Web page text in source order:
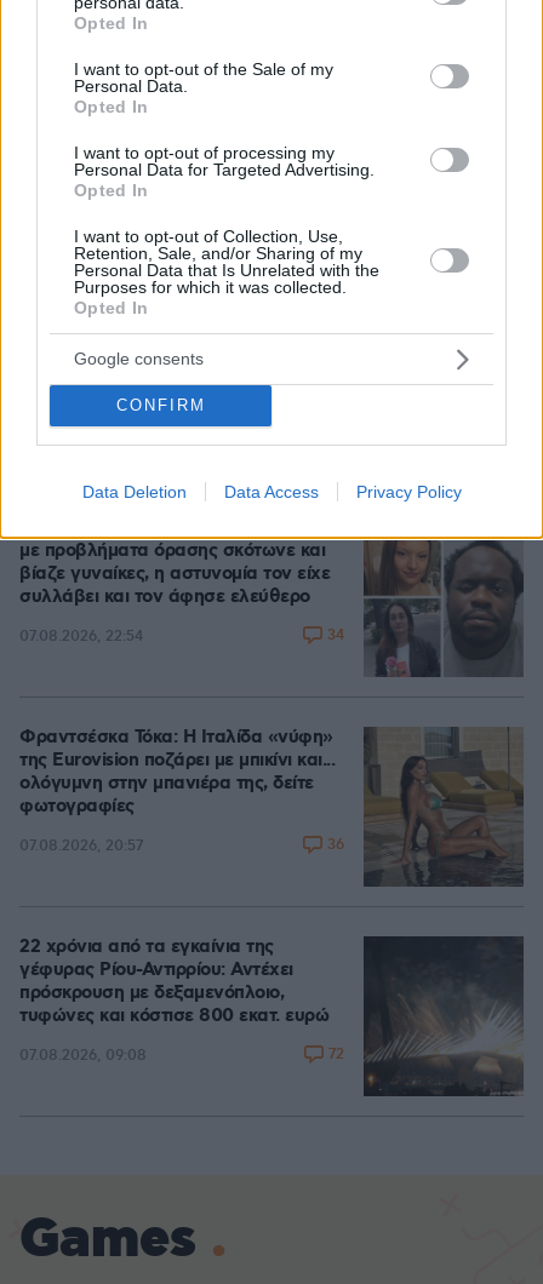
grant or deny consent to Google and its third-party tags to
use your data for below specified purposes in below Google
consent section.
Opted In
I want to opt-out of the Sale of my
Personal Data.
Opted In
I want to opt-out of processing my
Personal Data for Targeted Advertising.
Opted In
I want to opt-out of Collection, Use,
Retention, Sale, and/or Sharing of my
Personal Data that Is Unrelated with the
Purposes for which it was collected.
Opted In
Google consents
CONFIRM
Data Deletion Data Access Privacy Policy
07.08.2026, 23:30
Άλλος για data center; Επενδύσεις
07.08.2026, 20:16 302
Νέες καταγγελίες στην Ελπίδα για τη
Δημοκρατία: Γρατσία, Γαλανός,
Καρυστιανού και αυλικοί το
μετέτρεψαν σε φοβικό αρχηγικό
07.08.2026, 19:33 99
με προβλήματα όρασης σκότωνε και
βίαζε γυναίκες, η αστυνομία τον είχε
συλλάβει και τον άφησε ελεύθερο
07.08.2026, 22:54 34
Φραντσέσκα Τόκα: Η Ιταλίδα «νύφη»
της Eurovision ποζάρει με μπικίνι και...
ολόγυμνη στην μπανιέρα της, δείτε
φωτογραφίες
07.08.2026, 20:57 36
22 χρόνια από τα εγκαίνια της
γέφυρας Ρίου-Αντιρρίου: Αντέχει
πρόσκρουση με δεξαμενόπλοιο,
τυφώνες και κόστισε 800 εκατ. ευρώ
07.08.2026, 09:08 72
Games